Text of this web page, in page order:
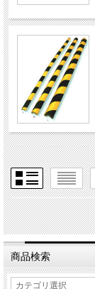
商品検索